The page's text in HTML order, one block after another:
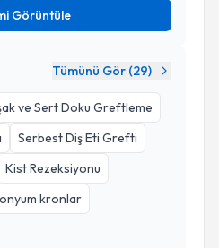
Görüntüle
Tümünü Gör (29)
ve Sert Doku Greftleme
Serbest Diş Eti Grefti
Kist Rezeksiyonu
kronlar